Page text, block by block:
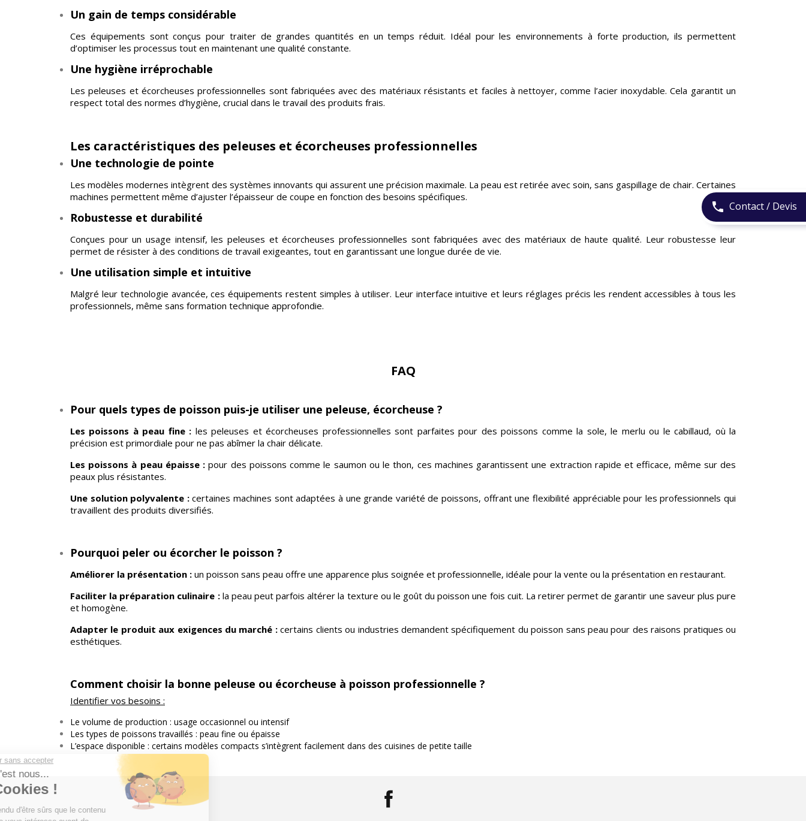
phone Contact / Devis
Un gain de temps considérable
Ces équipements sont conçus pour traiter de grandes quantités en un temps réduit. Idéal pour les environnements à forte production, ils permettent
d’optimiser les processus tout en maintenant une qualité constante.
Une hygiène irréprochable
Les peleuses et écorcheuses professionnelles sont fabriquées avec des matériaux résistants et faciles à nettoyer, comme l’acier inoxydable. Cela garantit un
respect total des normes d’hygiène, crucial dans le travail des produits frais.
Les caractéristiques des peleuses et écorcheuses professionnelles
Une technologie de pointe
Les modèles modernes intègrent des systèmes innovants qui assurent une précision maximale. La peau est retirée avec soin, sans gaspillage de chair. Certaines
machines permettent même d’ajuster l’épaisseur de coupe en fonction des besoins spécifiques.
Robustesse et durabilité
Conçues pour un usage intensif, les peleuses et écorcheuses professionnelles sont fabriquées avec des matériaux de haute qualité. Leur robustesse leur
permet de résister à des conditions de travail exigeantes, tout en garantissant une longue durée de vie.
Une utilisation simple et intuitive
Malgré leur technologie avancée, ces équipements restent simples à utiliser. Leur interface intuitive et leurs réglages précis les rendent accessibles à tous les
professionnels, même sans formation technique approfondie.
FAQ
Pour quels types de poisson puis-je utiliser une peleuse, écorcheuse ?
Les poissons à peau fine : les peleuses et écorcheuses professionnelles sont parfaites pour des poissons comme la sole, le merlu ou le cabillaud, où la
précision est primordiale pour ne pas abîmer la chair délicate.
Les poissons à peau épaisse : pour des poissons comme le saumon ou le thon, ces machines garantissent une extraction rapide et efficace, même sur des
peaux plus résistantes.
Une solution polyvalente :certaines machines sont adaptées à une grande variété de poissons, offrant une flexibilité appréciable pour les professionnels qui
travaillent des produits diversifiés.
Pourquoi peler ou écorcher le poisson ?
Améliorer la présentation : un poisson sans peau offre une apparence plus soignée et professionnelle, idéale pour la vente ou la présentation en restaurant.
Faciliter la préparation culinaire :la peau peut parfois altérer la texture ou le goût du poisson une fois cuit. La retirer permet de garantir une saveur plus pure
et homogène.
Adapter le produit aux exigences du marché :certains clients ou industries demandent spécifiquement du poisson sans peau pour des raisons pratiques ou
esthétiques.
Comment choisir la bonne peleuse ou écorcheuse à poisson professionnelle ?
Identifier vos besoins :
Le volume de production : usage occasionnel ou intensif
Les types de poissons travaillés : peau fine ou épaisse
L’espace disponible : certains modèles compacts s’intègrent facilement dans des cuisines de petite taille